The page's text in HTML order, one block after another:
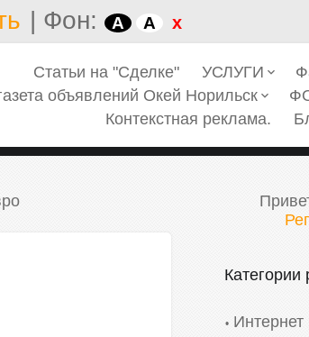
| Фон: A A x
Статьи на "Сделке" УСЛУГИ keyboard_arrow_down
объявлений Окей Норильск keyboard_arrow_down
Контекстная реклама.
Категории
Интернет